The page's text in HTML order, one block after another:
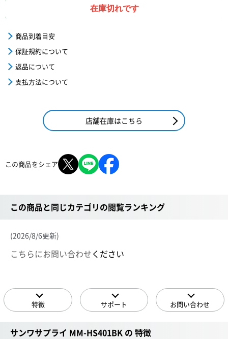
在庫切れです
商品到着目安
保証規約について
返品について
支払方法について
店舗在庫はこちら
この商品をシェア
この商品と同じカテゴリの閲覧ランキング
(2026/8/6更新)
こちらにお問い合わせください
特徴 サポート お問い合わせ
サンワサプライ MM-HS401BK の 特徴